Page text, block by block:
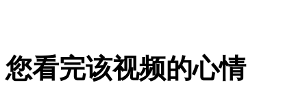
女孩北京地铁殴打老人 痛下狠手拳打脚踢
您看完该视频的心情